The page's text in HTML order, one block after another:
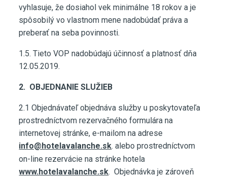
vyhlasuje, že dosiahol vek minimálne 18 rokov a je
spôsobilý vo vlastnom mene nadobúdať práva a
preberať na seba povinnosti.
1.5. Tieto VOP nadobúdajú účinnosť a platnosť dňa
12.05.2019.
2. OBJEDNANIE SLUŽIEB
2.1 Objednávateľ objednáva služby u poskytovateľa
prostredníctvom rezervačného formulára na
internetovej stránke, e-mailom na adrese
info@hotelavalanche.sk. alebo prostredníctvom
on-line rezervácie na stránke hotela
www.hotelavalanche.sk. Objednávka je zároveň